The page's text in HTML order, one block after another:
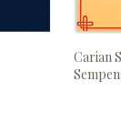
Carian